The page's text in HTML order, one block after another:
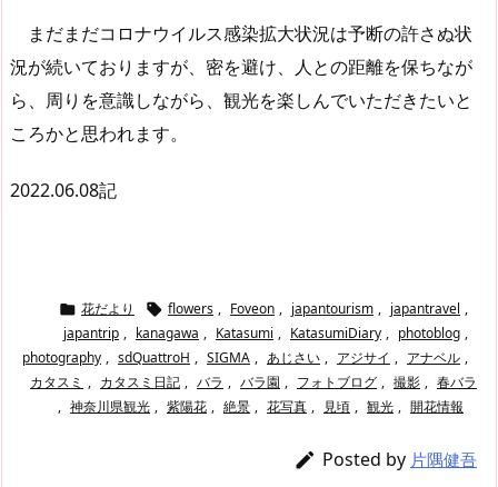
まだまだコロナウイルス感染拡大状況は予断の許さぬ状
況が続いておりますが、密を避け、人との距離を保ちなが
ら、周りを意識しながら、観光を楽しんでいただきたいと
ころかと思われます。
2022.06.08記
 花だより  flowers , Foveon , japantourism , japantravel ,
japantrip , kanagawa , Katasumi , KatasumiDiary , photoblog ,
photography , sdQuattroH , SIGMA , あじさい , アジサイ , アナベル ,
カタスミ , カタスミ日記 , バラ , バラ園 , フォトブログ , 撮影 , 春バラ
, 神奈川県観光 , 紫陽花 , 絶景 , 花写真 , 見頃 , 観光 , 開花情報
 Posted by 片隅健吾